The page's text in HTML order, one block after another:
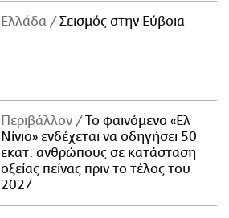
Ελλάδα Σεισμός στην Εύβοια
Περιβάλλον
Το φαινόμενο «Ελ
Νίνιο» ενδέχεται να οδηγήσει 50
εκατ. ανθρώπους σε κατάσταση
οξείας πείνας πριν το τέλος του
2027